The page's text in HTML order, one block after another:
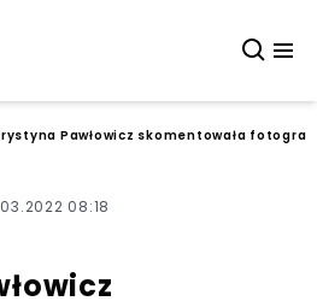
Pawłowicz skomentowała
08:18